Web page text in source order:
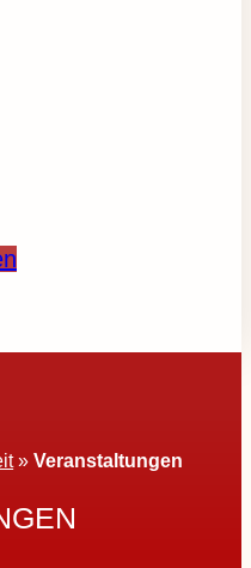
»Veranstaltungen